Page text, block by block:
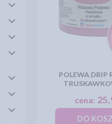
POLEWA DRIP
cena:
DO